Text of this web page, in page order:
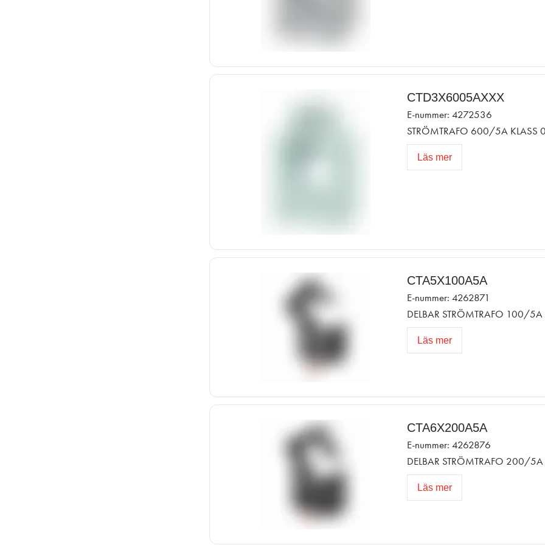
CTD3X6005AXXX
E-nummer: 4272536
STRÖMTRAFO 600/5A KLASS
Läs mer
CTA5X100A5A
E-nummer: 4262871
DELBAR STRÖMTRAFO 100/5A
Läs mer
CTA6X200A5A
E-nummer: 4262876
DELBAR STRÖMTRAFO 200/5A
Läs mer